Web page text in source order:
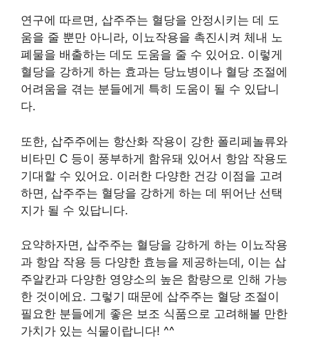
연구에 따르면, 삽주주는 혈당을 안정시키는 데 도
움을 줄 뿐만 아니라, 이뇨작용을 촉진시켜 체내 노
폐물을 배출하는 데도 도움을 줄 수 있어요. 이렇게
혈당을 강하게 하는 효과는 당뇨병이나 혈당 조절에
어려움을 겪는 분들에게 특히 도움이 될 수 있답니
다.
또한, 삽주주에는 항산화 작용이 강한 폴리페놀류와
비타민 C 등이 풍부하게 함유돼 있어서 항암 작용도
기대할 수 있어요. 이러한 다양한 건강 이점을 고려
하면, 삽주주는 혈당을 강하게 하는 데 뛰어난 선택
지가 될 수 있답니다.
요약하자면, 삽주주는 혈당을 강하게 하는 이뇨작용
과 항암 작용 등 다양한 효능을 제공하는데, 이는 삽
주알칸과 다양한 영양소의 높은 함량으로 인해 가능
한 것이에요. 그렇기 때문에 삽주주는 혈당 조절이
필요한 분들에게 좋은 보조 식품으로 고려해볼 만한
가치가 있는 식물이랍니다! ^^